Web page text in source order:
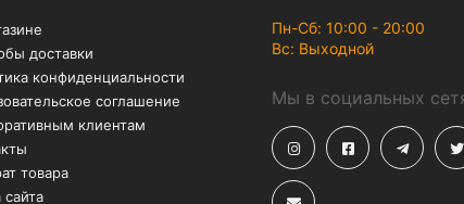
чехол на айфон xr чехол на айфон 11
чехол
чехлы на айфон 6 чехлы на айфон 6 плюс
8 чехлы на айфон 10
для iphone 11 защитные стекла для iphone 7